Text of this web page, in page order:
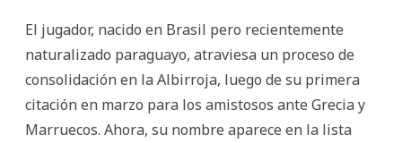
El jugador, nacido en Brasil pero recientemente
naturalizado paraguayo, atraviesa un proceso de
consolidación en la Albirroja, luego de su primera
citación en marzo para los amistosos ante Grecia y
Marruecos. Ahora, su nombre aparece en la lista